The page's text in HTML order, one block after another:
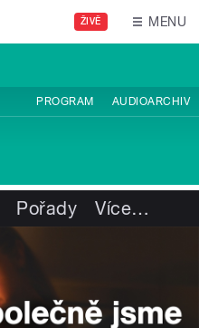
ŽIVĚ MENU
PROGRAM AUDIOARCHIV
Pořady Více…